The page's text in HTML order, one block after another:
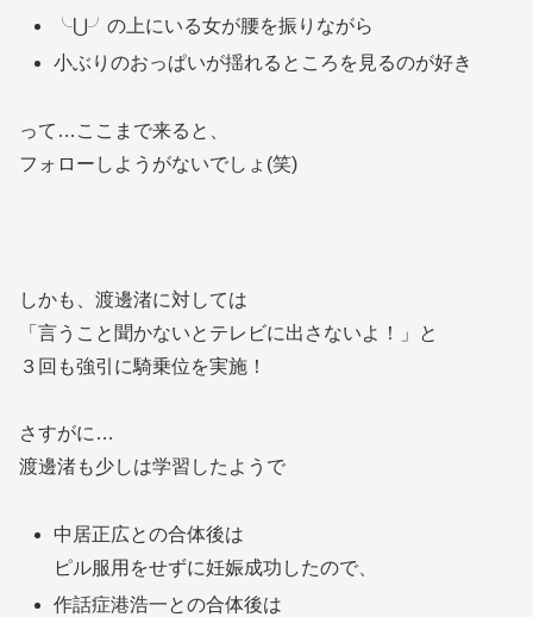
╰⋃╯の上にいる女が腰を振りながら
小ぶりのおっぱいが揺れるところを見るのが好き
って…ここまで来ると、
フォローしようがないでしょ(笑)
しかも、渡邊渚に対しては
「言うこと聞かないとテレビに出さないよ！」と
３回も強引に騎乗位を実施！
さすがに…
渡邊渚も少しは学習したようで
中居正広との合体後は
ピル服用をせずに妊娠成功したので、
作話症港浩一との合体後は